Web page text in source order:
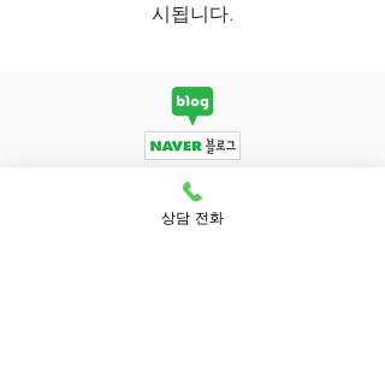
시됩니다.
상담 전화